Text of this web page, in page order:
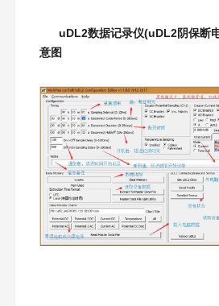
uDL2数据记录仪(uDL2阴保断
意图